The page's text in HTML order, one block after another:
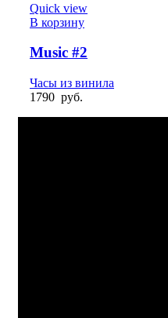
Quick view
В корзину
Music #2
Часы из винила
1790 руб.